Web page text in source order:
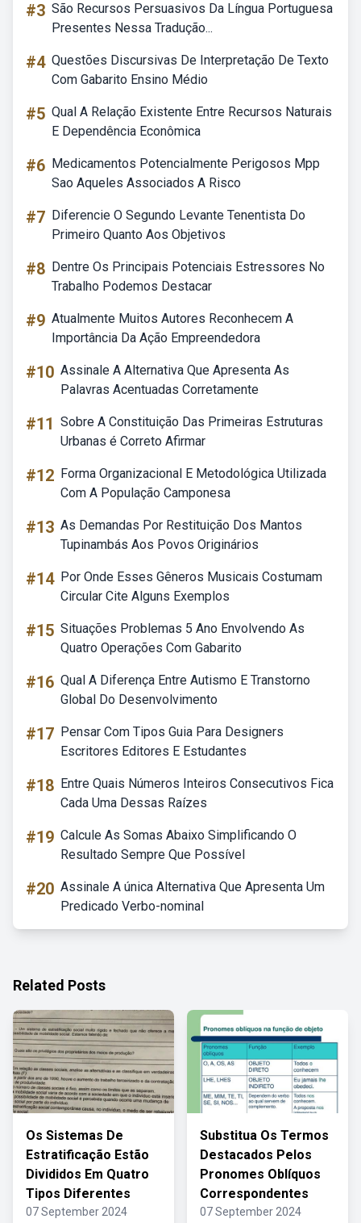
#3 São Recursos Persuasivos Da Língua Portuguesa
Presentes Nessa Tradução...
#4 Questões Discursivas De Interpretação De Texto
Com Gabarito Ensino Médio
#5 Qual A Relação Existente Entre Recursos Naturais
E Dependência Econômica
#6 Medicamentos Potencialmente Perigosos Mpp
Sao Aqueles Associados A Risco
#7 Diferencie O Segundo Levante Tenentista Do
Primeiro Quanto Aos Objetivos
#8 Dentre Os Principais Potenciais Estressores No
Trabalho Podemos Destacar
#9 Atualmente Muitos Autores Reconhecem A
Importância Da Ação Empreendedora
#10 Assinale A Alternativa Que Apresenta As
Palavras Acentuadas Corretamente
#11 Sobre A Constituição Das Primeiras Estruturas
Urbanas é Correto Afirmar
#12 Forma Organizacional E Metodológica Utilizada
Com A População Camponesa
#13 As Demandas Por Restituição Dos Mantos
Tupinambás Aos Povos Originários
#14 Por Onde Esses Gêneros Musicais Costumam
Circular Cite Alguns Exemplos
#15 Situações Problemas 5 Ano Envolvendo As
Quatro Operações Com Gabarito
#16 Qual A Diferença Entre Autismo E Transtorno
Global Do Desenvolvimento
#17 Pensar Com Tipos Guia Para Designers
Escritores Editores E Estudantes
#18 Entre Quais Números Inteiros Consecutivos Fica
Cada Uma Dessas Raízes
#19 Calcule As Somas Abaixo Simplificando O
Resultado Sempre Que Possível
#20 Assinale A única Alternativa Que Apresenta Um
Predicado Verbo-nominal
Related Posts
Os Sistemas De
Estratificação Estão
Divididos Em Quatro
Tipos Diferentes
07 September 2024
Substitua Os Termos
Destacados Pelos
Pronomes Oblíquos
Correspondentes
07 September 2024